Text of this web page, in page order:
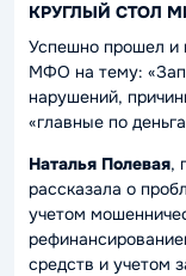
КРУГЛЫЙ СТОЛ
Успешно прошел и
МФО на тему:
нарушений,
«главные по
Наталья Полевая,
рассказала о
учетом
средств и учетом